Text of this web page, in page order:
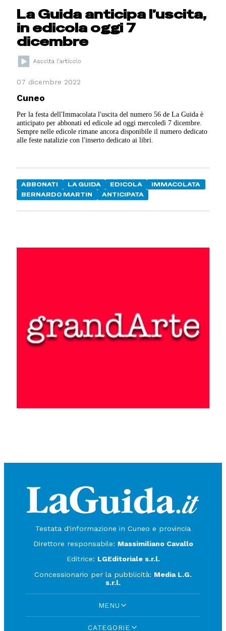
La Guida anticipa l’uscita,
in edicola oggi 7
dicembre
07 dicembre 2022
Cuneo
Per la festa dell'Immacolata l'uscita del numero 56 de La Guida è
anticipato per abbonati ed edicole ad oggi mercoledì 7 dicembre.
Sempre nelle edicole rimane ancora disponibile il numero dedicato
alle feste natalizie con l'inserto dedicato ai libri.
ABBONATI LA GUIDA EDICOLA
IMMACOLATA
BERNARDO MARTIN
ANTICIPATA
Testata d'informazione in Cuneo e provincia
Direttore responsabile: Massimiliano Cavallo
Editrice: LGEditoriale s.r.l.
Concessionario per la pubblicità: Media L.G.
s.r.l.
MENU
CATEGORIE